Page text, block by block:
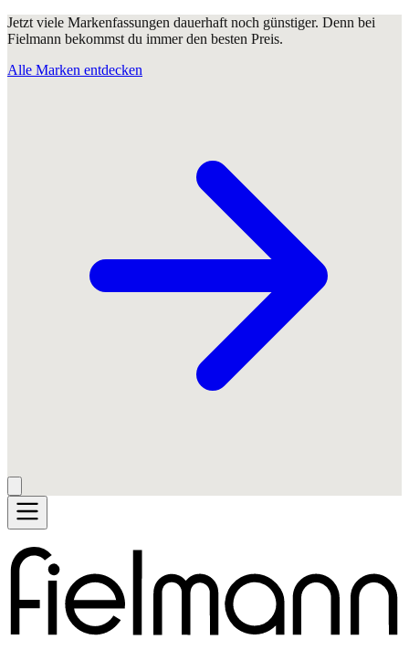
Jetzt viele Markenfassungen dauerhaft noch günstiger. Denn bei
Fielmann bekommst du immer den besten Preis.
Alle Marken entdecken